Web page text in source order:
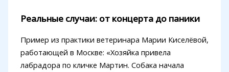
Реальные случаи: от концерта до паники
Пример из практики ветеринара Марии Киселёвой,
работающей в Москве: «Хозяйка привела
лабрадора по кличке Мартин. Собака начала